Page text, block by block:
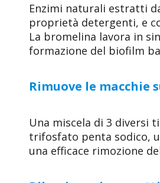
Enzimi naturali estratti
proprietà detergenti, e
La bromelina lavora in
formazione del biofilm
Rimuove le macchie
Una miscela di 3 diversi
trifosfato penta sodico,
una efficace rimozione